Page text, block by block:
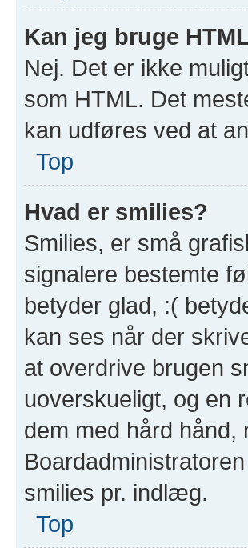
Kan jeg bruge
Nej. Det er ikke
som HTML. Det
kan udføres ved at
Top
Hvad er smilies?
Smilies, er små
signalere bestemte
betyder glad, :(
kan ses når der
at overdrive brugen
uoverskueligt, og en
dem med hård
smilies pr. indlæg.
Top